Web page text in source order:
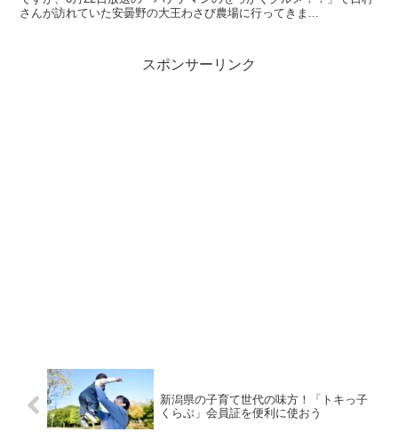
さんが訪れていた安曇野の大王わさび農場に行ってきま...
スポンサーリンク
新潟県の子育て世代の味方！「トキっ子
くらぶ」会員証を便利に使おう